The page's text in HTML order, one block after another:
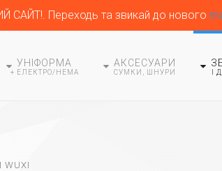
САЙТ!. Переходь та звикай до нового
УНІФОРМА
+ ЕЛЕКТРО/HEMA
АКСЕСУАРИ
СУМКИ, ШНУРИ І